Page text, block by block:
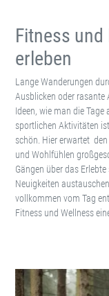
Fitness
erleben
Lange Wanderungen
Ausblicken oder rasante
Ideen, wie man die
sportlichen Aktivitäten
schön. Hier erwartet
und Wohlfühlen
Gängen über das
Neuigkeiten
vollkommen vom Tag
Fitness und Wellness